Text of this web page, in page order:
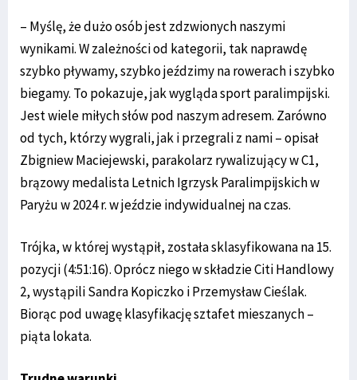
– Myślę, że dużo osób jest zdzwionych naszymi
wynikami. W zależności od kategorii, tak naprawdę
szybko pływamy, szybko jeździmy na rowerach i szybko
biegamy. To pokazuje, jak wygląda sport paralimpijski.
Jest wiele miłych słów pod naszym adresem. Zarówno
od tych, którzy wygrali, jak i przegrali z nami – opisał
Zbigniew Maciejewski, parakolarz rywalizujący w C1,
brązowy medalista Letnich Igrzysk Paralimpijskich w
Paryżu w 2024 r. w jeździe indywidualnej na czas.
Trójka, w której wystąpił, została sklasyfikowana na 15.
pozycji (4:51:16). Oprócz niego w składzie Citi Handlowy
2, wystąpili Sandra Kopiczko i Przemysław Cieślak.
Biorąc pod uwagę klasyfikację sztafet mieszanych –
piąta lokata.